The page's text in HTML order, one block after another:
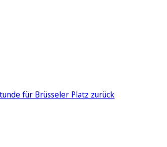
für Brüsseler Platz zurück